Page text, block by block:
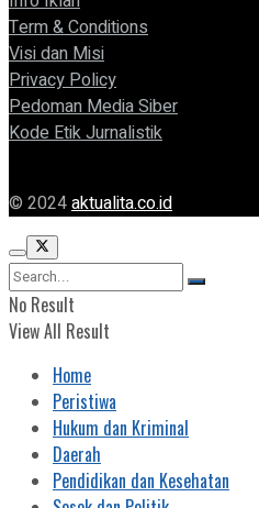
Term & Conditions
Visi dan Misi
Privacy Policy
Pedoman Media Siber
Kode Etik Jurnalistik
© 2024aktualita.co.id
No Result
View All Result
Home
Peristiwa
Hukum dan Kriminal
Daerah
Pendidikan dan Kesehatan